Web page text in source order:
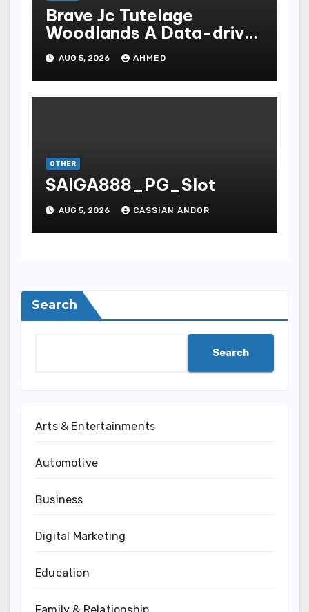
Brave Jc Tutelage
Woodlands A Data-driven
Dissection
AUG 5, 2026 AHMED
OTHER
SAIGA888_PG_Slot
AUG 5, 2026 CASSIAN ANDOR
Search
Search
Arts & Entertainments
Automotive
Business
Digital Marketing
Education